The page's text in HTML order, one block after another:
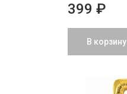
399 ₽
В корзину